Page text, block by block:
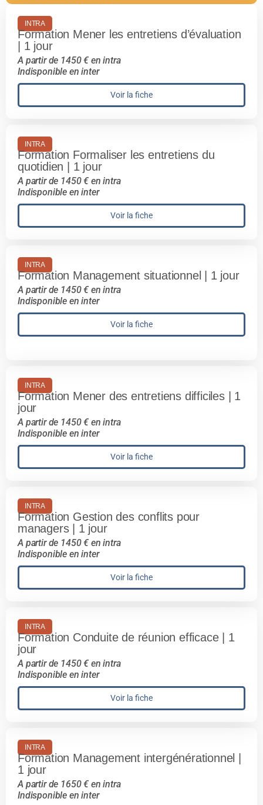
INTRA
Formation Mener les entretiens d’évaluation
| 1 jour
A partir de 1450 € en intra
Indisponible en inter
Voir la fiche
INTRA
Formation Formaliser les entretiens du
quotidien | 1 jour
A partir de 1450 € en intra
Indisponible en inter
Voir la fiche
INTRA
Formation Management situationnel | 1 jour
A partir de 1450 € en intra
Indisponible en inter
Voir la fiche
INTRA
Formation Mener des entretiens difficiles | 1
jour
A partir de 1450 € en intra
Indisponible en inter
Voir la fiche
INTRA
Formation Gestion des conflits pour
managers | 1 jour
A partir de 1450 € en intra
Indisponible en inter
Voir la fiche
INTRA
Formation Conduite de réunion efficace | 1
jour
A partir de 1450 € en intra
Indisponible en inter
Voir la fiche
INTRA
Formation Management intergénérationnel |
1 jour
A partir de 1650 € en intra
Indisponible en inter